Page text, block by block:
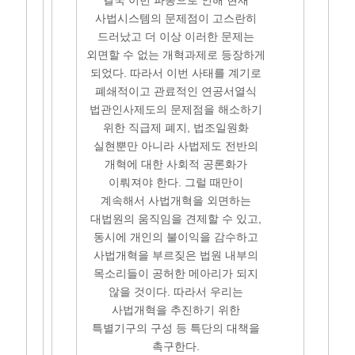
사법시스템의 문제점이 고스란히
드러났고 더 이상 이러한 문제는
외면할 수 없는 개혁과제로 등장하게
되었다. 따라서 이번 사태를 계기로
폐쇄적이고 관료적인 연공서열식
법관인사제도의 문제점을 해소하기
위한 직급제 폐지, 법조일원화
실현뿐만 아니라 사법제도 전반의
개혁에 대한 사회적 공론화가
이뤄져야 한다. 그럴 때만이
계속해서 사법개혁을 외면하는
대법원의 움직임을 견제할 수 있고,
동시에 개인의 불이익을 감수하고
사법개혁을 부르짖은 법원 내부의
목소리들이 공허한 메아리가 되지
않을 것이다. 따라서 우리는
사법개혁을 추진하기 위한
특별기구의 구성 등 특단의 대책을
촉구한다.